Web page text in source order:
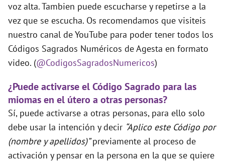
voz alta. Tambien puede escucharse y repetirse a la
vez que se escucha. Os recomendamos que visiteis
nuestro canal de YouTube para poder tener todos los
Códigos Sagrados Numéricos de Agesta en formato
video. (@CodigosSagradosNumericos)
¿Puede activarse el Código Sagrado para las
miomas en el útero a otras personas?
Sí, puede activarse a otras personas, para ello solo
debe usar la intención y decir “Aplico este Código por
(nombre y apellidos)”previamente al proceso de
activación y pensar en la persona en la que se quiere